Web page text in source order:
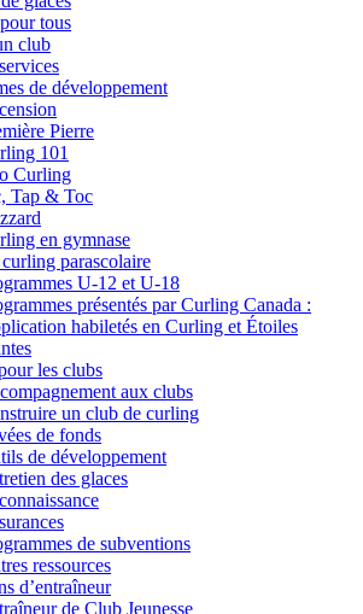
tous
club
de développement
Pierre
101
Curling
Tap & Toc
en gymnase
parascolaire
U-12 et U-18
présentés par Curling Canada :
habiletés en Curling et Étoiles
les clubs
aux clubs
un club de curling
de fonds
de développement
des glaces
de subventions
ressources
d’entraîneur
de Club Jeunesse